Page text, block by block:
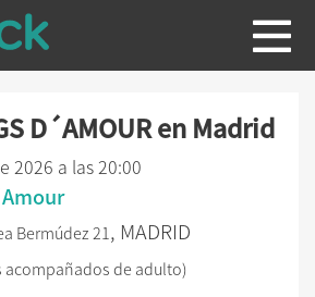
D´AMOUR en Madrid
2026 a las 20:00
Bermúdez 21, MADRID
acompañados de adulto)